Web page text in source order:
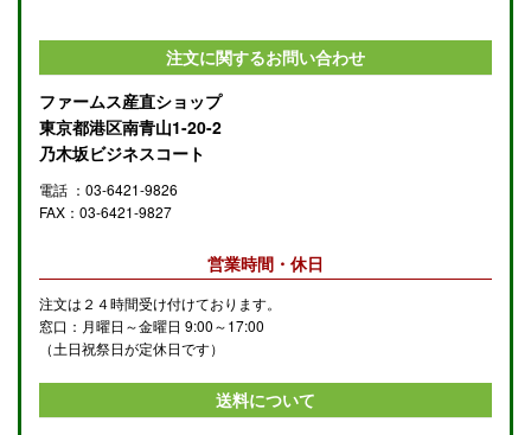
注文に関するお問い合わせ
ファームス産直ショップ
東京都港区南青山1-20-2
乃木坂ビジネスコート
電話 ：03-6421-9826
FAX：03-6421-9827
営業時間・休日
注文は２４時間受け付けております。
窓口：月曜日～金曜日 9:00～17:00
（土日祝祭日が定休日です）
送料について